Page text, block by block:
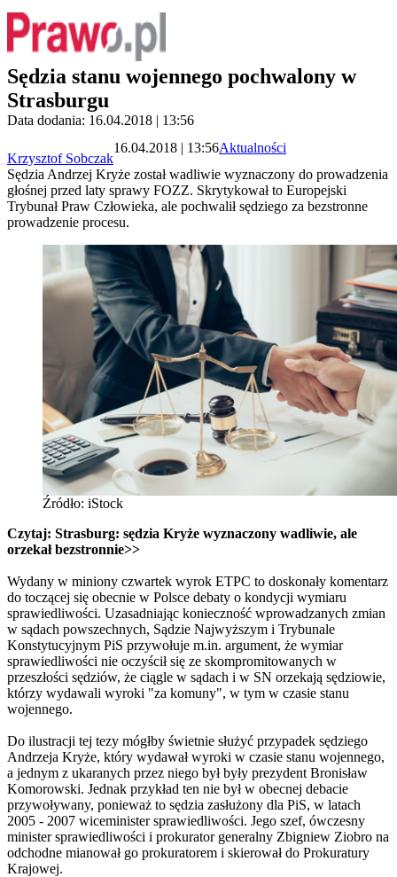
Sędzia stanu wojennego pochwalony w
Strasburgu
Data dodania: 16.04.2018 | 13:56
Krzysztof Sobczak
16.04.2018 | 13:56Aktualności
Sędzia Andrzej Kryże został wadliwie wyznaczony do prowadzenia
głośnej przed laty sprawy FOZZ. Skrytykował to Europejski
Trybunał Praw Człowieka, ale pochwalił sędziego za bezstronne
prowadzenie procesu.
Źródło: iStock
Czytaj: Strasburg: sędzia Kryże wyznaczony wadliwie, ale
orzekał bezstronnie>>
Wydany w miniony czwartek wyrok ETPC to doskonały komentarz
do toczącej się obecnie w Polsce debaty o kondycji wymiaru
sprawiedliwości. Uzasadniając konieczność wprowadzanych zmian
w sądach powszechnych, Sądzie Najwyższym i Trybunale
Konstytucyjnym PiS przywołuje m.in. argument, że wymiar
sprawiedliwości nie oczyścił się ze skompromitowanych w
przeszłości sędziów, że ciągle w sądach i w SN orzekają sędziowie,
którzy wydawali wyroki "za komuny", w tym w czasie stanu
wojennego.
Do ilustracji tej tezy mógłby świetnie służyć przypadek sędziego
Andrzeja Kryże, który wydawał wyroki w czasie stanu wojennego,
a jednym z ukaranych przez niego był były prezydent Bronisław
Komorowski. Jednak przykład ten nie był w obecnej debacie
przywoływany, ponieważ to sędzia zasłużony dla PiS, w latach
2005 - 2007 wiceminister sprawiedliwości. Jego szef, ówczesny
minister sprawiedliwości i prokurator generalny Zbigniew Ziobro na
odchodne mianował go prokuratorem i skierował do Prokuratury
Krajowej.